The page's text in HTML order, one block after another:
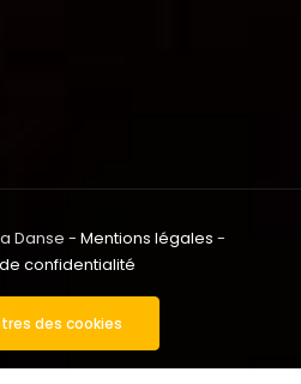
Danse -Mentions légales -
confidentialité
des cookies